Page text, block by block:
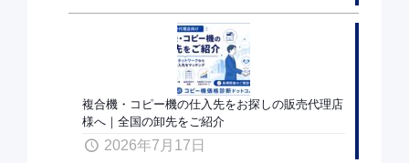
複合機・コピー機の仕入先をお探しの販売代理店
様へ｜全国の卸先をご紹介
2026年7月17日